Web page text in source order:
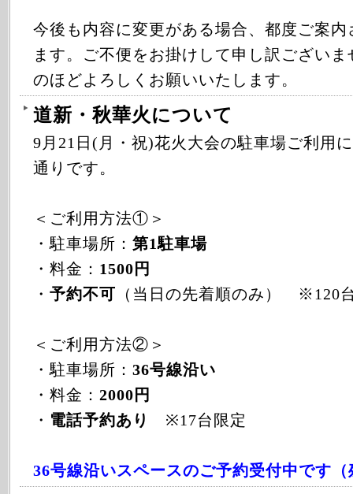
今後も内容に変更がある場合、都度ご案
ます。ご不便をお掛けして申し訳ござい
のほどよろしくお願いいたします。
道新・秋華火について
9月21日(月・祝)花火大会の駐車場ご利用
通りです。
＜ご利用方法①＞
・駐車場所： 第1駐車場
・料金： 1500円
・ 予約不可 （当日の先着順のみ） ※120
＜ご利用方法②＞
・駐車場所： 36号線沿い
・料金： 2000円
・ 電話予約あり ※17台限定
36号線沿いスペースのご予約受付中です